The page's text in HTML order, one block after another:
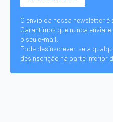
O envio da nossa newsletter é
Garantimos que nunca
o seu e-mail.
Pode desinscrever-se a
desinscrição na parte inferior